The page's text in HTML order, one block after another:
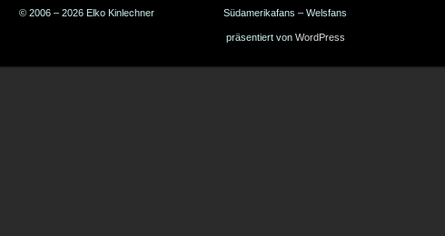
© 2006 – 2026 Elko Kinlechner Südamerikafans – Welsfans
präsentiert von WordPress